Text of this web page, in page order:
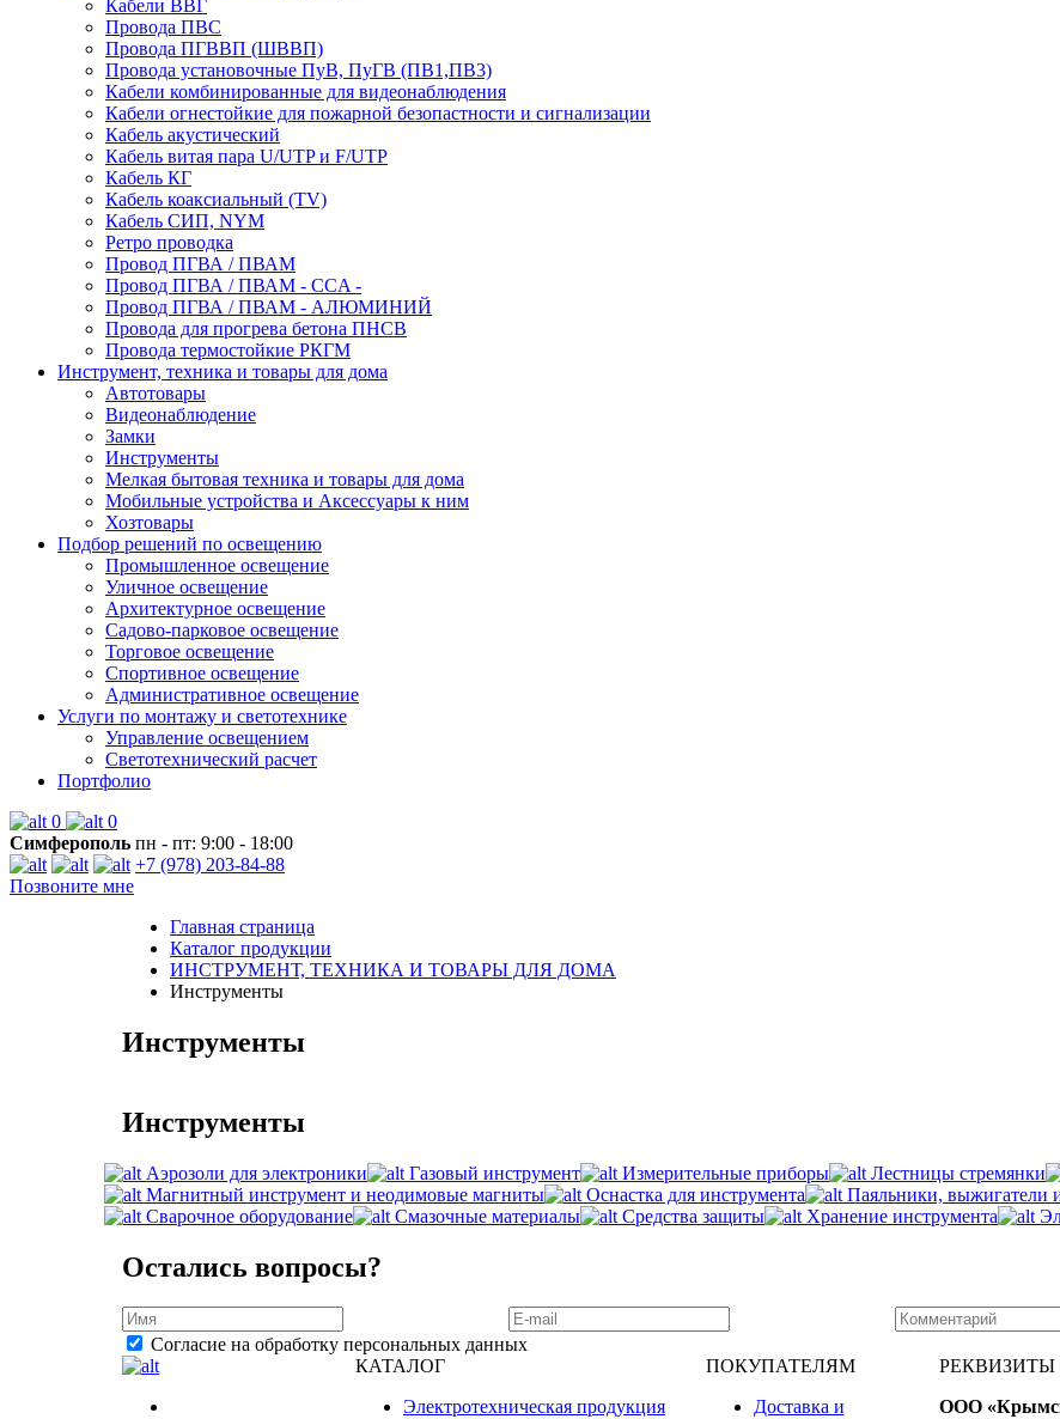
Кабели ВВГ
Провода ПВС
Провода ПГВВП (ШВВП)
Провода установочные ПуВ, ПуГВ (ПВ1,ПВ3)
Кабели комбинированные для видеонаблюдения
Кабели огнестойкие для пожарной безопастности и сигнализации
Кабель акустический
Кабель витая пара U/UTP и F/UTP
Кабель КГ
Кабель коаксиальный (TV)
Кабель СИП, NYM
Ретро проводка
Провод ПГВА / ПВАМ
Провод ПГВА / ПВАМ - CCA -
Провод ПГВА / ПВАМ - АЛЮМИНИЙ
Провода для прогрева бетона ПНСВ
Провода термостойкие РКГМ
Инструмент, техника и товары для дома
Автотовары
Видеонаблюдение
Замки
Инструменты
Мелкая бытовая техника и товары для дома
Мобильные устройства и Аксессуары к ним
Хозтовары
Подбор решений по освещению
Промышленное освещение
Уличное освещение
Архитектурное освещение
Садово-парковое освещение
Торговое освещение
Спортивное освещение
Административное освещение
Услуги по монтажу и светотехнике
Управление освещением
Светотехнический расчет
Портфолио
0
0
Симферополь пн - пт: 9:00 - 18:00
+7 (978) 203-84-88
Позвоните мне
Главная страница
Каталог продукции
ИНСТРУМЕНТ, ТЕХНИКА И ТОВАРЫ ДЛЯ ДОМА
Инструменты
Инструменты
Инструменты
Аэрозоли для электроники Газовый инструмент Измерительные приборы Лестницы стремянки
Магнитный инструмент и неодимовые магниты
Оснастка для инструмента Паяльники, выжигатели
Сварочное оборудование
Смазочные материалы Средства защиты Хранение инструмента
Остались вопросы?
Согласие на обработку персональных данных
КАТАЛОГ
Электротехническая продукция
ПОКУПАТЕЛЯМ
Доставка и
РЕКВИЗИТЫ
ООО